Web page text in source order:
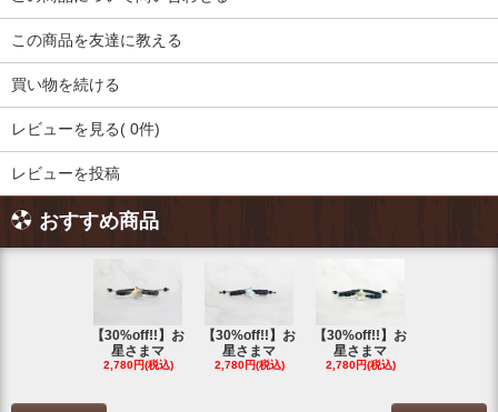
この商品を友達に教える
買い物を続ける
レビューを見る( 0件)
レビューを投稿
おすすめ商品
【30%off!!】お
星さまマ
2,780円(税込)
【30%off!!】お
星さまマ
2,780円(税込)
【30%off!!】お
星さまマ
2,780円(税込)